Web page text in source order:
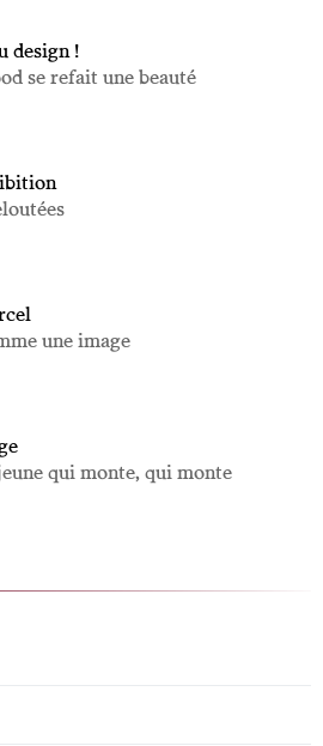
design !
se refait une beauté
une image
qui monte, qui monte